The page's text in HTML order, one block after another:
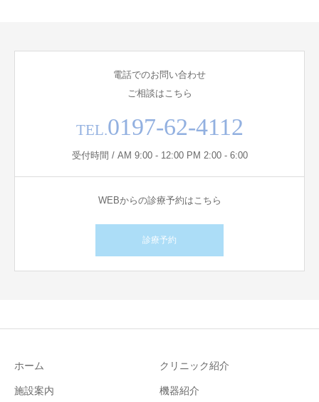
電話でのお問い合わせ
ご相談はこちら
TEL.0197-62-4112
受付時間 / AM 9:00 - 12:00 PM 2:00 - 6:00
WEBからの診療予約はこちら
診療予約
ホーム クリニック紹介
施設案内 機器紹介